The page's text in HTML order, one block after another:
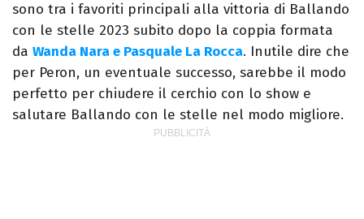
sono tra i favoriti principali alla vittoria di Ballando
con le stelle 2023 subito dopo la coppia formata
da Wanda Nara e Pasquale La Rocca. Inutile dire che
per Peron, un eventuale successo, sarebbe il modo
perfetto per chiudere il cerchio con lo show e
salutare Ballando con le stelle nel modo migliore.